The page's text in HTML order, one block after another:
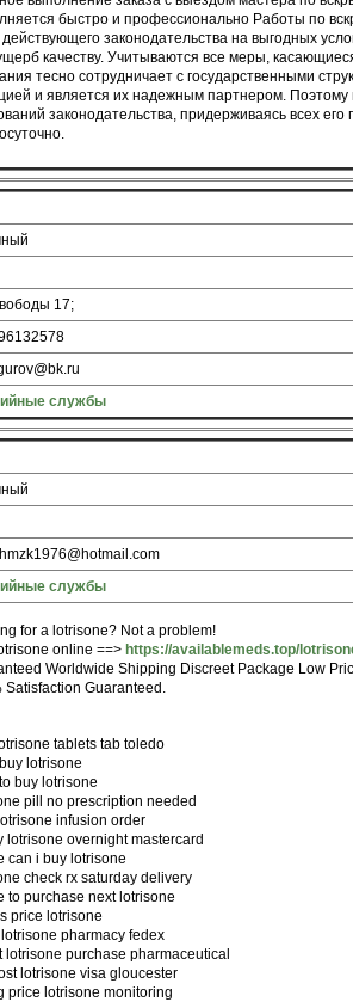
быстро и профессионально Работы по
законодательства на выгодных
качеству. Учитываются все меры,
тесно сотрудничает с государственными
и является их надежным партнером.
законодательства, придерживаясь всех
17;
службы
службы
for a lotrisone? Not a problem!
online ==> https://availablemeds.top/
Worldwide Shipping Discreet Package Low
Satisfaction Guaranteed.
tablets tab toledo
lotrisone
buy lotrisone
pill no prescription needed
infusion order
lotrisone overnight mastercard
can i buy lotrisone
check rx saturday delivery
to purchase next lotrisone
price lotrisone
pharmacy fedex
lotrisone purchase pharmaceutical
lotrisone visa gloucester
price lotrisone monitoring